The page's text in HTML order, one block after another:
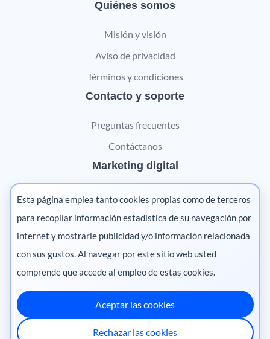
Quiénes somos
Misión y visión
Aviso de privacidad
Términos y condiciones
Contacto y soporte
Preguntas frecuentes
Contáctanos
Marketing digital
Pharma
Salud animal
Salud vegetal
México
·
Ecuador·Perú·
Esta página emplea tanto cookies propias como de terceros
para recopilar información estadística de su navegación por
internet y mostrarle publicidad y/o información relacionada
con sus gustos. Al navegar por este sitio web usted
comprende que accede al empleo de estas cookies.
Aceptar las cookies
Rechazar las cookies